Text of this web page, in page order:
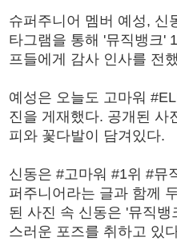
슈퍼주니어 멤버 예성, 신
타그램을 통해 '뮤직뱅크'
프들에게 감사 인사를 전
예성은 오늘도 고마워
진을 게재했다. 공개된 사
피와 꽃다발이 담겨있다.
신동은 #고마워 #1위 #뮤
퍼주니어라는 글과 함께
된 사진 속 신동은 '뮤직
스러운 포즈를 취하고 있